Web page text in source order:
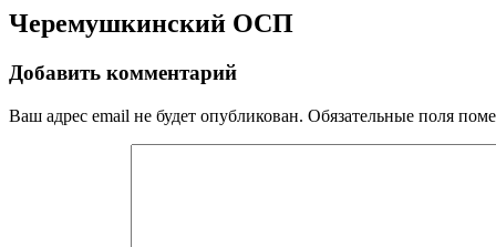
Черемушкинский ОСП
Добавить комментарий
Ваш адрес email не будет опубликован. Обязательные поля